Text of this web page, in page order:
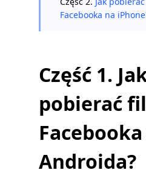
Facebooka na
Część 1.
pobierać
Androida?